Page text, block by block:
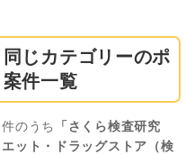
同じカテゴリーのポ
件一覧
のうち
「さくら検査研究
ット・ドラッグストア（検